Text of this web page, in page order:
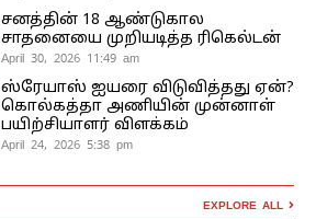
சனத்தின் 18 ஆண்டுகால
சாதனையை முறியடித்த ரிகெல்டன்
April 30, 2026 11:49 am
ஸ்ரேயாஸ் ஐயரை விடுவித்தது ஏன்?
கொல்கத்தா அணியின் முன்னாள்
பயிற்சியாளர் விளக்கம்
April 24, 2026 5:38 pm
EXPLORE ALL